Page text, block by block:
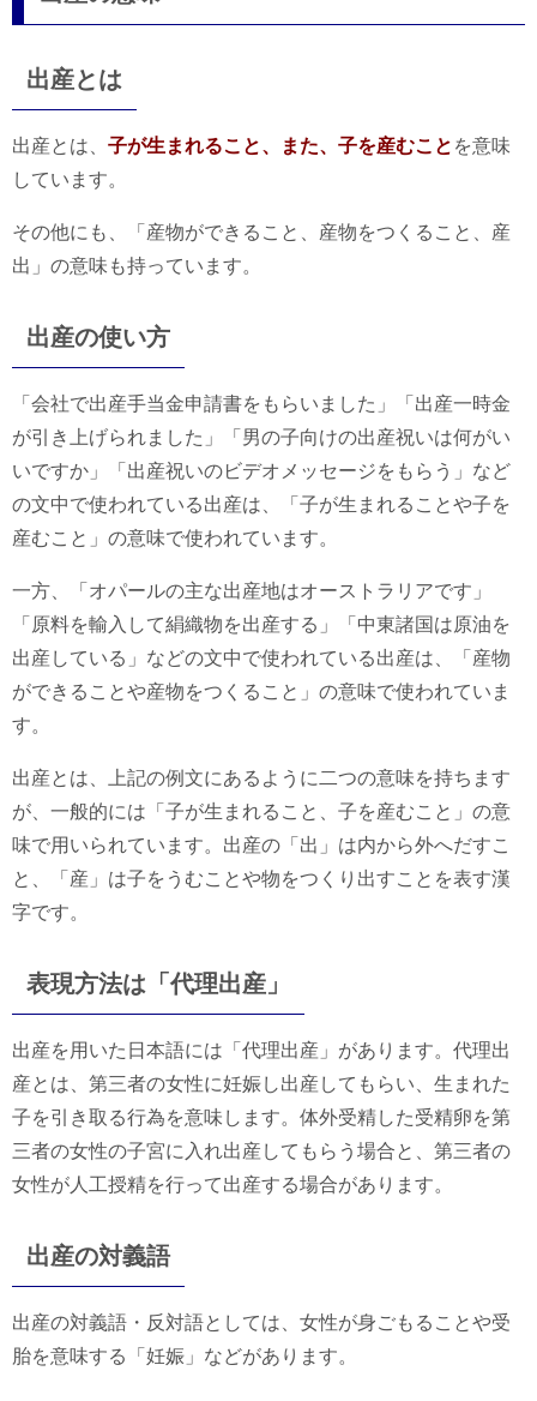
出産とは
出産とは、 子が生まれること、また、子を産むこと を意味
しています。
その他にも、「産物ができること、産物をつくること、産
出」の意味も持っています。
出産の使い方
「会社で出産手当金申請書をもらいました」「出産一時金
が引き上げられました」「男の子向けの出産祝いは何がい
いですか」「出産祝いのビデオメッセージをもらう」など
の文中で使われている出産は、「子が生まれることや子を
産むこと」の意味で使われています。
一方、「オパールの主な出産地はオーストラリアです」
「原料を輸入して絹織物を出産する」「中東諸国は原油を
出産している」などの文中で使われている出産は、「産物
ができることや産物をつくること」の意味で使われていま
す。
出産とは、上記の例文にあるように二つの意味を持ちます
が、一般的には「子が生まれること、子を産むこと」の意
味で用いられています。出産の「出」は内から外へだすこ
と、「産」は子をうむことや物をつくり出すことを表す漢
字です。
表現方法は「代理出産」
出産を用いた日本語には「代理出産」があります。代理出
産とは、第三者の女性に妊娠し出産してもらい、生まれた
子を引き取る行為を意味します。体外受精した受精卵を第
三者の女性の子宮に入れ出産してもらう場合と、第三者の
女性が人工授精を行って出産する場合があります。
出産の対義語
出産の対義語・反対語としては、女性が身ごもることや受
胎を意味する「妊娠」などがあります。